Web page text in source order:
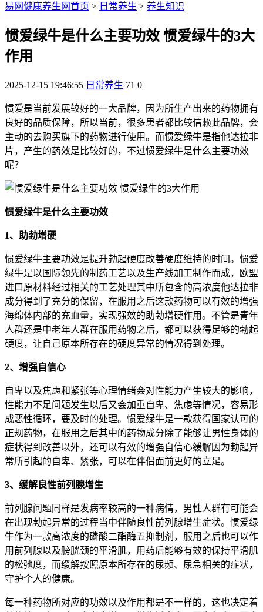
易网健康养生网首页 > 日常养生 > 养生知识
惯爱绿牛是什么主要功效 惯爱绿牛的3大
作用
2025-12-15 19:46:55 日常养生 71 0
惯爱是当前发展较好的一大品牌，因为所生产出来的药物拥有
良好的品质保障，所以当前，很多患者都比较信赖此品牌，会
主动的去购买旗下的药物进行使用。而惯爱绿牛是指他达拉非
片，产生的药效是比较好的，不过惯爱绿牛是什么主要功效
呢？
惯爱绿牛是什么主要功效
1、助勃增硬
惯爱绿牛主要功效是提升勃起硬度改善硬度维持的时间。惯爱
绿牛是以国际领先的制药工艺以及生产线加工制作而成，欧盟
进口原材料经过相关的工艺处理其中所包含的高浓度他达拉非
成分得到了充分的保留，在服用之后这款药物可以有效的增强
海绵体内部的充血量，实现强效的助勃增硬作用。不管是青年
人群还是中老年人群在服用药物之后，都可以获得足够的勃起
硬度，让自己原本所存在的硬度异常的情况得到处理。
2、增强自信心
自卑以及焦虑和紧张等心理情绪会对性能力产生较大的影响，
性能力不足问题发生以后又会加重自卑、焦虑等情况，容易形
成恶性循环，要及时的处理。惯爱绿牛是一款获得国家认可的
正规药物，在服用之后其中的药物成分除了能够让男性身体的
症状得到改善以外，还可以有效的增强自信心缓解因为勃起异
常所引起的自卑、紧张，可以在伴侣面前更好的立足。
3、缓解良性前列腺增生
前列腺问题同样是发病率较高的一种病情，男性人群有可能会
在出现勃起异常的过程当中伴随良性前列腺增生症状。惯爱绿
牛作为一款高浓度的磷酸二酯酶五抑制剂，服用之后也可以作
用前列腺以及膀胱颈的平滑肌，用药后能够有效的保持平滑肌
的松弛度，而缓解按照原本所存在的尿频、尿急相关的症状，
守护个人的健康。
每一种药物所对应的功效以及作用都是不一样的，这也决定着